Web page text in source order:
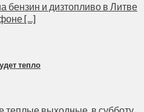
бензин и дизтопливо в Литве
[...]
тепло